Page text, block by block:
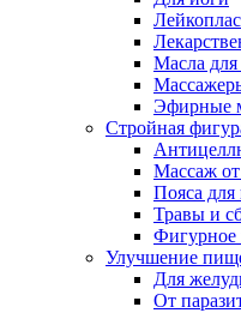
Масла для
Эфирные
Стройная
Массаж
Пояса для
Травы и
Фигурное
Улучшение
Для
От